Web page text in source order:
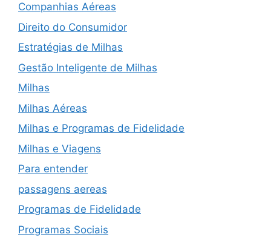
Companhias Aéreas
Direito do Consumidor
Estratégias de Milhas
Gestão Inteligente de Milhas
Milhas
Milhas Aéreas
Milhas e Programas de Fidelidade
Milhas e Viagens
Para entender
passagens aereas
Programas de Fidelidade
Programas Sociais